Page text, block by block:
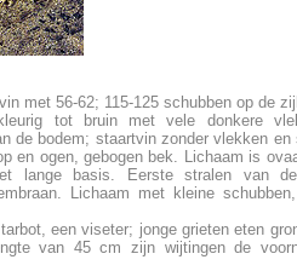
met 56-62; 115-125 schubben op de
tot bruin met vele donkere
de bodem; staartvin zonder vlekken en
en ogen, gebogen bek. Lichaam is
lange basis. Eerste stralen van
Lichaam met kleine
een viseter; jonge grieten eten
van 45 cm zijn wijtingen de